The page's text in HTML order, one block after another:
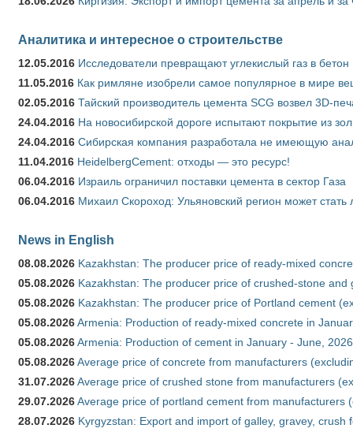
Аналитика и интересное о строительстве
12.05.2016 Исследователи превращают углекислый газ в бетон
11.05.2016 Как римляне изобрели самое популярное в мире
02.05.2016 Тайский производитель цемента SCG возвел 3D-
24.04.2016 На новосибирской дороге испытают покрытие из
24.04.2016 Сибирская компания разработала не имеющую
11.04.2016 HeidelbergCement: отходы — это ресурс!
06.04.2016 Израиль ограничил поставки цемента в сектор Газа
06.04.2016 Михаил Скороход: Ульяновский регион может
News in English
08.08.2026 Kazakhstan: The producer price of ready-mixed
05.08.2026 Kazakhstan: The producer price of crushed-stone and
05.08.2026 Kazakhstan: The producer price of Portland cement
05.08.2026Armenia: Production of ready-mixed concrete in
05.08.2026Armenia: Production of cement in January - June, 2026
05.08.2026Average price of concrete from manufacturers
31.07.2026Average price of crushed stone from manufacturers
29.07.2026Average price of portland cement from manufacturers
28.07.2026 Kyrgyzstan: Export and import of galley, gravey,